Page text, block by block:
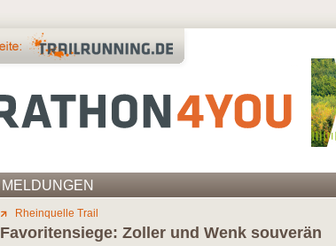
MELDUNGEN
Rheinquelle Trail
Favoritensiege: Zoller und Wenk souverän